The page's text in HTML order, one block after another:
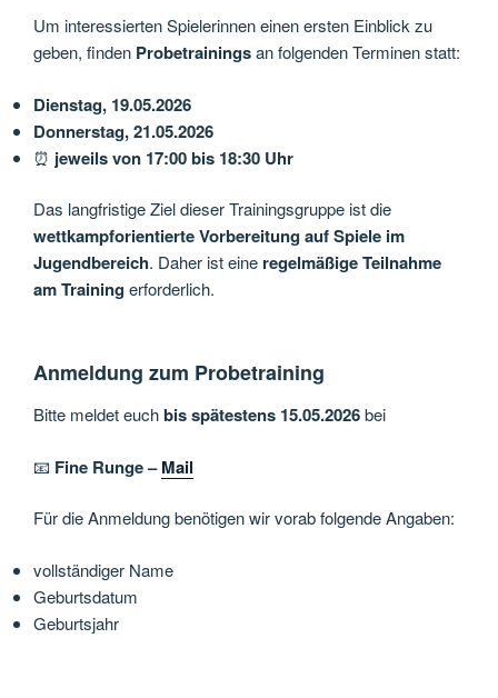
Um interessierten Spielerinnen einen ersten Einblick zu
geben, finden Probetrainingsan folgenden Terminen statt:
Dienstag, 19.05.2026
Donnerstag, 21.05.2026
⏰ jeweils von 17:00 bis 18:30 Uhr
Das langfristige Ziel dieser Trainingsgruppe ist die
wettkampforientierte Vorbereitung auf Spiele im
Jugendbereich. Daher ist eine regelmäßige Teilnahme
am Trainingerforderlich.
Anmeldung zum Probetraining
Bitte meldet euchbis spätestens 15.05.2026bei
📧 Fine Runge –Mail
Für die Anmeldung benötigen wir vorab folgende Angaben:
vollständiger Name
Geburtsdatum
Geburtsjahr